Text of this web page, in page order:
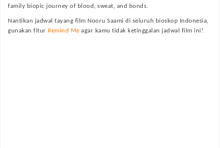
family biopic journey of blood, sweat, and bonds.
Nantikan jadwal tayang film Nooru Saami di seluruh bioskop Indonesia,
gunakan fitur Remind Me agar kamu tidak ketinggalan jadwal film ini!